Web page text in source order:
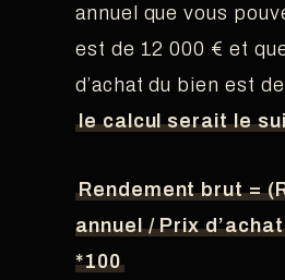
annuel que vous
est de 12 000 € et
d’achat du bien est
le calcul serait le
Rendement brut =
annuel / Prix
*100